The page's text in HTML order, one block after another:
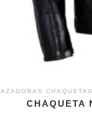
CHAQUETA